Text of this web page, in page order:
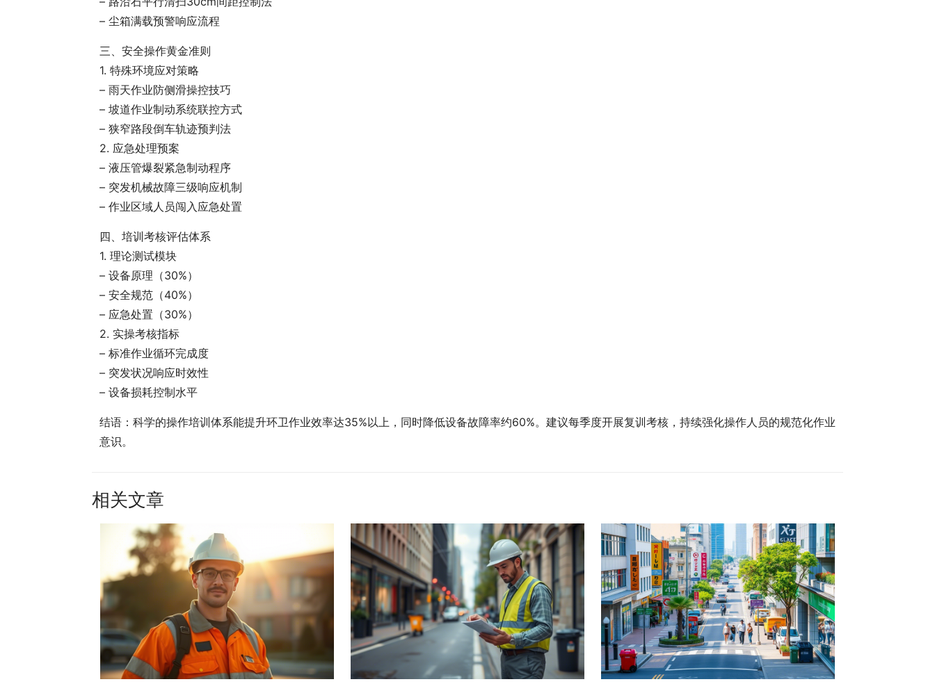
– 尘箱满载预警响应流程
三、安全操作黄金准则
1. 特殊环境应对策略
– 雨天作业防侧滑操控技巧
– 坡道作业制动系统联控方式
– 狭窄路段倒车轨迹预判法
2. 应急处理预案
– 液压管爆裂紧急制动程序
– 突发机械故障三级响应机制
– 作业区域人员闯入应急处置
四、培训考核评估体系
1. 理论测试模块
– 设备原理（30%）
– 安全规范（40%）
– 应急处置（30%）
2. 实操考核指标
– 标准作业循环完成度
– 突发状况响应时效性
– 设备损耗控制水平
结语：科学的操作培训体系能提升环卫作业效率达35%以上，同时降低设备故障率约60%。建议每季度开展复训考核，持续强化操作人员的规范化作业
意识。
相关文章